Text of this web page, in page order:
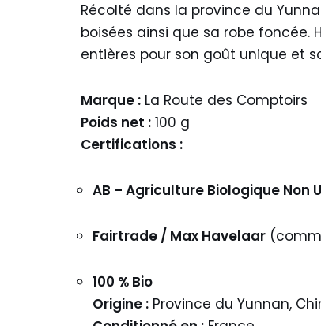
Récolté dans la province du
boisées ainsi que sa robe foncée.
entières pour son goût unique et
Marque : La Route des Comptoirs
Poids net : 100 g
Certifications :
AB – Agriculture Biologique Non
Fairtrade / Max Havelaar
100 % Bio
Origine : Province du Yunnan,